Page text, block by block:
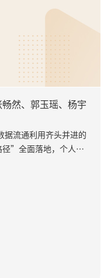
然、郭玉瑶、杨宇
据流通利用齐头并进的
”全面落地，个人信